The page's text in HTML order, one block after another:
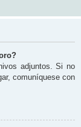
adjuntos. Si no
comuníquese con